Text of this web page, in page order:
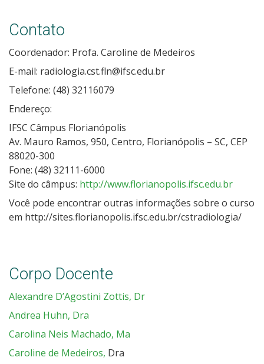
Contato
Coordenador: Profa. Caroline de Medeiros
E-mail: radiologia.cst.fln@ifsc.edu.br
Telefone: (48) 32116079
Endereço:
IFSC Câmpus Florianópolis
Av. Mauro Ramos, 950, Centro, Florianópolis – SC, CEP
88020-300
Fone: (48) 32111-6000
Site do câmpus: http://www.florianopolis.ifsc.edu.br
Você pode encontrar outras informações sobre o curso
em http://sites.florianopolis.ifsc.edu.br/cstradiologia/
Corpo Docente
Alexandre D’Agostini Zottis, Dr
Andrea Huhn, Dra
Carolina Neis Machado, Ma
Caroline de Medeiros, Dra